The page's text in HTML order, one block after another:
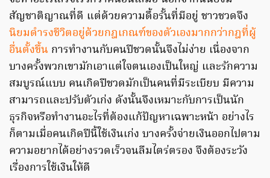
สัญชาติญาณที่ดี แต่ด้วยความดื้อรั้นที่มีอยู่ ชาวชวดจึง
นิยมดำรงชีวิตอยู่ด้วยกฎเกณฑ์ของตัวเองมากกว่ากฎที่ผู้
อื่นตั้งขึ้น การทำงานกับคนปีชวดนั้นจึงไม่ง่าย เนื่องจาก
บางครั้งพวกเขามักเอาแต่ใจตนเองเป็นใหญ่ และรักความ
สมบูรณ์แบบ คนเกิดปีชวดมักเป็นคนที่มีระเบียบ มีความ
สามารถและปรับตัวเก่ง ดังนั้นจึงเหมาะกับการเป็นนัก
ธุรกิจหรือทำงานอะไรที่ต้องแก้ปัญหาเฉพาะหน้า อย่างไร
ก็ตามเมื่อคนเกิดปีนี้ใช้เงินเก่ง บางครั้งจ่ายเงินออกไปตาม
ความอยากได้อย่างรวดเร็วจนลืมไตร่ตรอง จึงต้องระวัง
เรื่องการใช้เงินให้ดี